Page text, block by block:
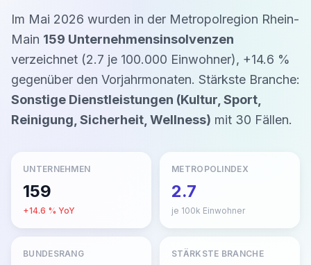
Im Mai 2026 wurden in der Metropolregion Rhein-
Main 159 Unternehmensinsolvenzen
verzeichnet (2.7 je 100.000 Einwohner), +14.6 %
gegenüber den Vorjahrmonaten. Stärkste Branche:
Sonstige Dienstleistungen (Kultur, Sport,
Reinigung, Sicherheit, Wellness) mit 30 Fällen.
UNTERNEHMEN
159
+14.6 % YoY
METROPOLINDEX
2.7
je 100k Einwohner
BUNDESRANG STÄRKSTE BRANCHE